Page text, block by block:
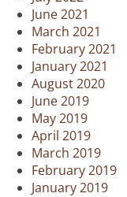
June 2021
March 2021
February 2021
January 2021
August 2020
June 2019
May 2019
April 2019
March 2019
February 2019
January 2019